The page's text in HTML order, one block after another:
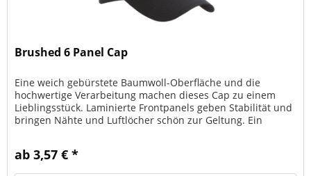
Brushed 6 Panel Cap
Eine weich gebürstete Baumwoll-Oberfläche und die
hochwertige Verarbeitung machen dieses Cap zu einem
Lieblingsstück. Laminierte Frontpanels geben Stabilität und
bringen Nähte und Luftlöcher schön zur Geltung. Ein
ab 3,57 € *